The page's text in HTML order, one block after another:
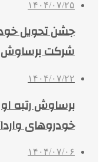
۱۴۰۴/۰۷/۲۵
جشن تحویل
شرکت برساوش
۱۴۰۴/۰۷/۲۲
برساوش رتبه
خودروهای
۱۴۰۴/۰۷/۰۶